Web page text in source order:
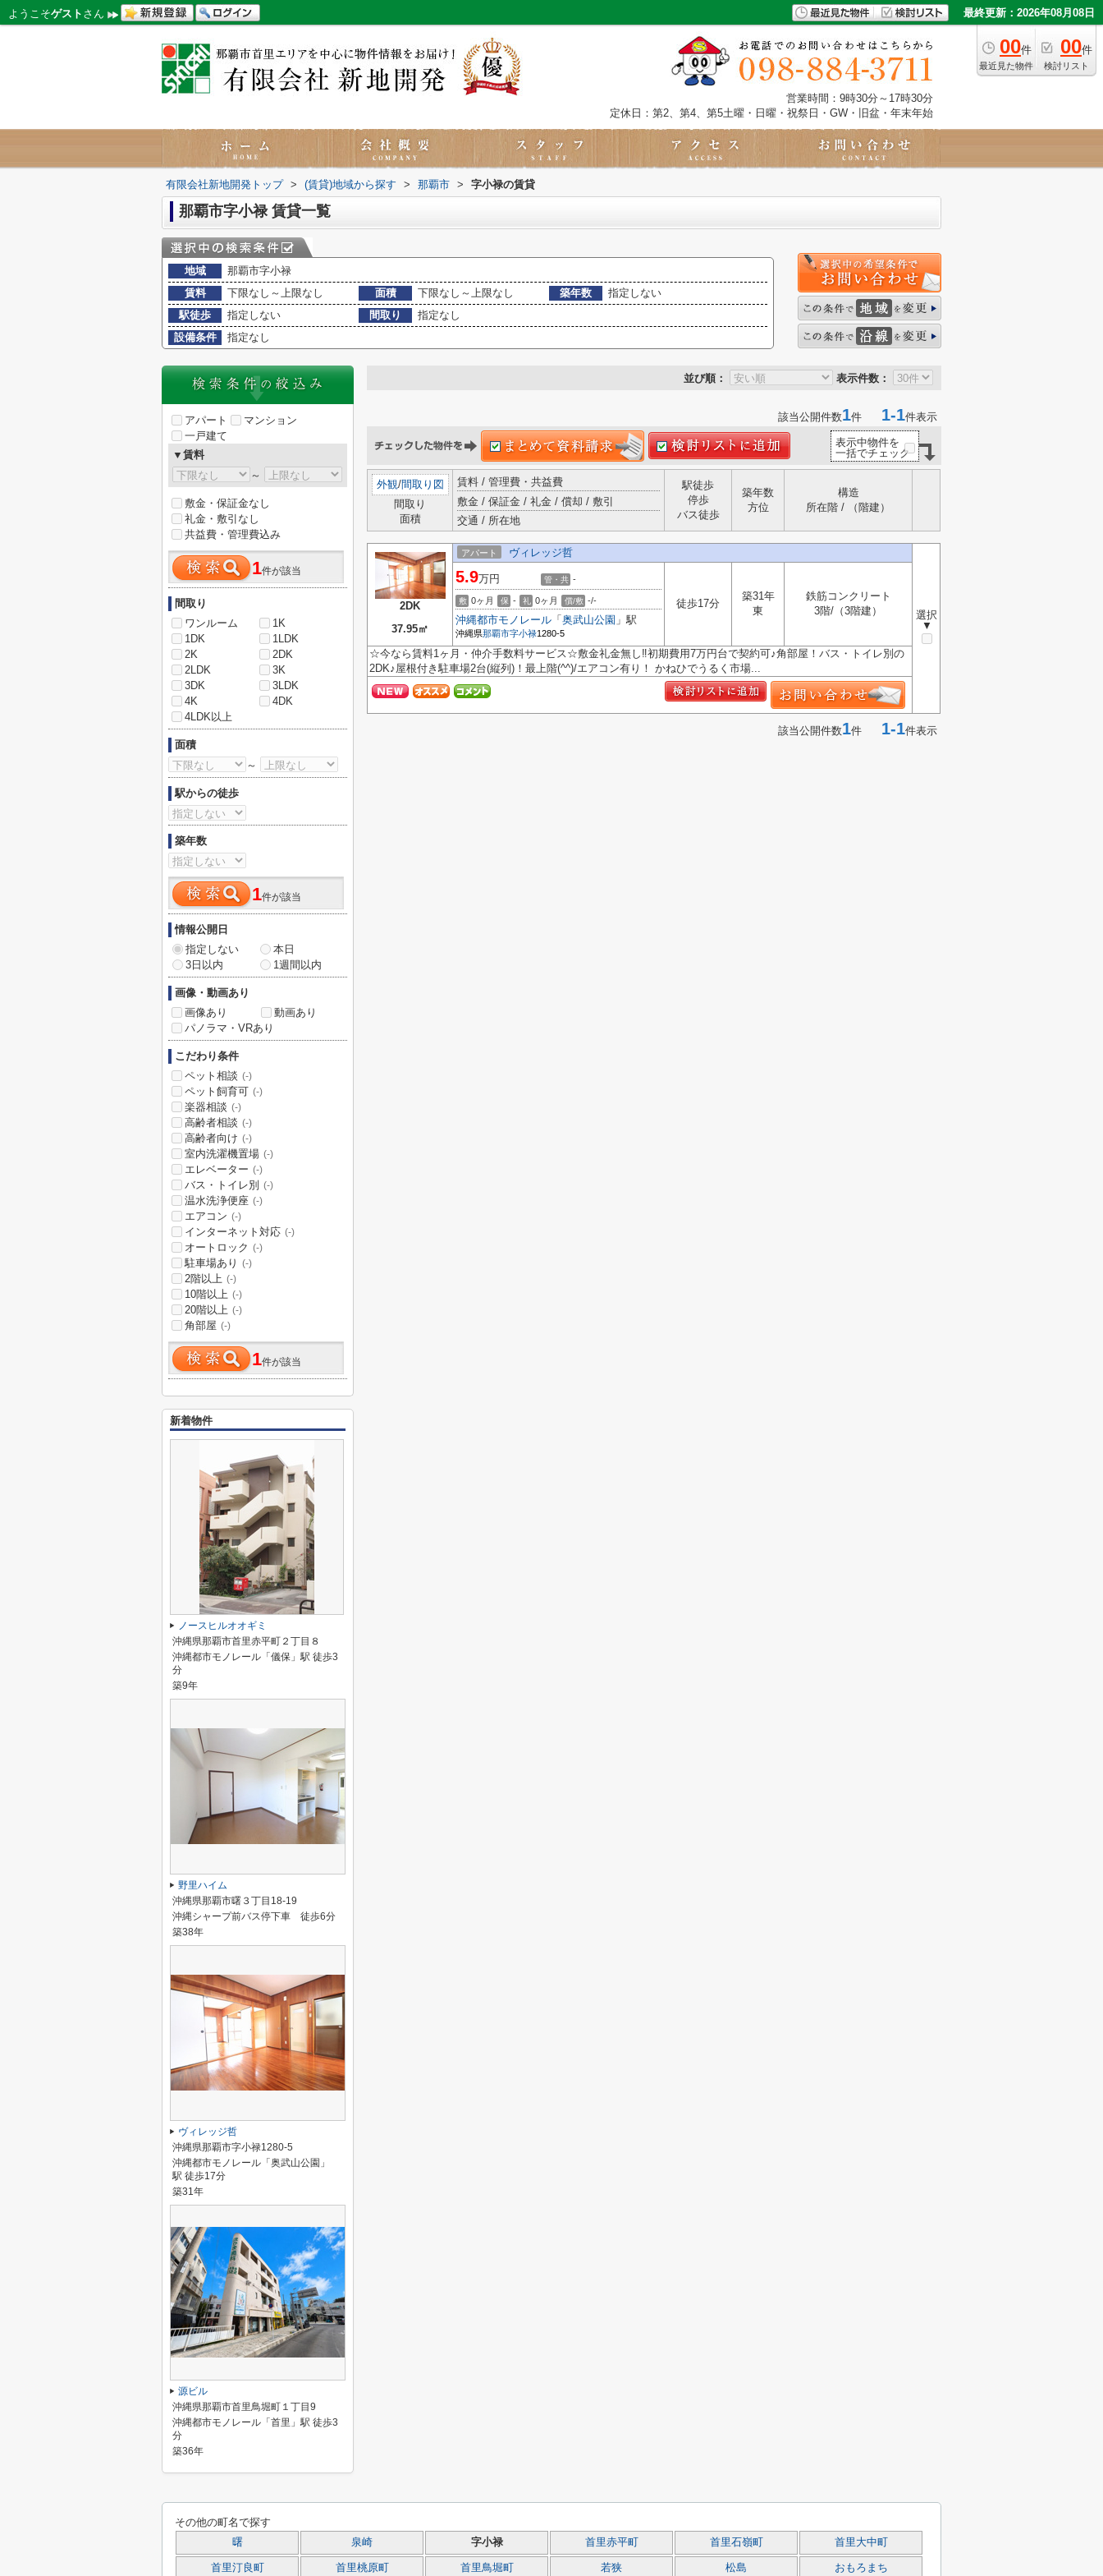
ようこそゲスト さん 最終更新：2026年08月08日
00件
最近見た物件
00件
検討リスト
営業時間：9時30分～17時30分
定休日：第2、第4、第5土曜・日曜・祝祭日・GW・旧盆・年末年始
有限会社新地開発トップ > (賃貸)地域から探す > 那覇市 > 字小禄の賃貸
那覇市字小禄 賃貸一覧
地域
那覇市字小禄
賃料
下限なし～上限なし 面積 下限なし～上限なし 築年数
指定しない
駅徒歩
指定しない 間取り
指定なし
設備条件
指定なし
並び順： 表示件数：
該当公開件数1件 1-1件表示
表示中物件を
一括でチェック
外観/間取り図
間取り
面積
賃料 / 管理費・共益費
敷金 / 保証金 / 礼金 / 償却 / 敷引
交通 / 所在地
駅徒歩
停歩
バス徒歩
築年数
方位
構造
所在階 / （階建）
2DK
37.95㎡
アパート ヴィレッジ哲
選択
▼
5.9万円 管・共 -
敷 0ヶ月 保 - 礼 0ヶ月 償/敷 -/-
沖縄都市モノレール 「 奥武山公園 」駅
沖縄県那覇市字小禄1280-5
徒歩17分
築31年
東
鉄筋コンクリート
3階/（3階建）
☆今なら賃料1ヶ月・仲介手数料サービス☆敷金礼金無し‼初期費用7万円台で契約可♪角部屋！バス・トイレ別の
2DK♪屋根付き駐車場2台(縦列)！最上階(^^)/エアコン有り！ かねひでうるく市場...
該当公開件数1件 1-1件表示
アパート
マンション
一戸建て
▼賃料
～
敷金・保証金なし
礼金・敷引なし
共益費・管理費込み
1件が該当
間取り
ワンルーム
1K
1DK
1LDK
2K
2DK
2LDK
3K
3DK
3LDK
4K
4DK
4LDK以上
面積
～
駅からの徒歩
築年数
1件が該当
情報公開日
指定しない
本日
3日以内
1週間以内
画像・動画あり
画像あり
動画あり
パノラマ・VRあり
こだわり条件
ペット相談 (-)
ペット飼育可 (-)
楽器相談 (-)
高齢者相談 (-)
高齢者向け (-)
室内洗濯機置場 (-)
エレベーター (-)
バス・トイレ別 (-)
温水洗浄便座 (-)
エアコン (-)
インターネット対応 (-)
オートロック (-)
駐車場あり (-)
2階以上 (-)
10階以上 (-)
20階以上 (-)
角部屋 (-)
1件が該当
新着物件
ノースヒルオオギミ
沖縄県那覇市首里赤平町２丁目８
沖縄都市モノレール「儀保」駅 徒歩3
分
築9年
野里ハイム
沖縄県那覇市曙３丁目18-19
沖縄シャープ前バス停下車 徒歩6分
築38年
ヴィレッジ哲
沖縄県那覇市字小禄1280-5
沖縄都市モノレール「奥武山公園」
駅 徒歩17分
築31年
源ビル
沖縄県那覇市首里鳥堀町１丁目9
沖縄都市モノレール「首里」駅 徒歩3
分
築36年
その他の町名で探す
曙 泉崎 字小禄 首里赤平町 首里石嶺町 首里大中町
首里汀良町 首里桃原町 首里鳥堀町 若狭 松島 おもろまち